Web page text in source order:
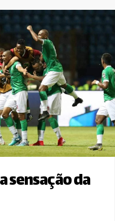
sensação da